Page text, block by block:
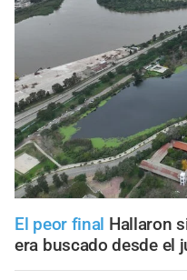
El peor final Hallaron
era buscado desde el